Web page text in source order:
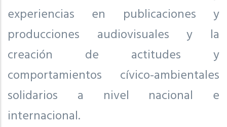
experiencias en publicaciones y
producciones audiovisuales y la
creación de actitudes y
comportamientos cívico-ambientales
solidarios a nivel nacional e
internacional.